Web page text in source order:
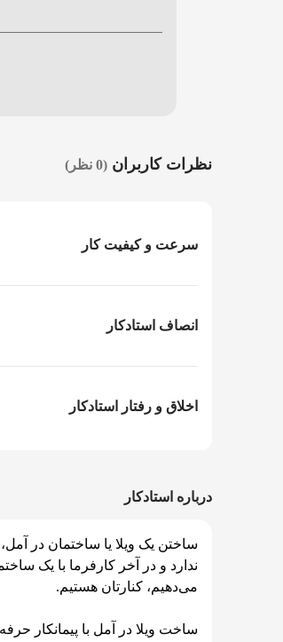
نظرات کاربران (0 نظر)
سرعت و کیفیت کار
انصاف استادکار
اخلاق و رفتار استادکار
درباره استادکار
ساختن یک ویلا یا ساختمان در
ندارد و در آخر کارفرما با یک
می‌دهیم، کنارتان هستیم.
ساخت ویلا در آمل با پیمانکار